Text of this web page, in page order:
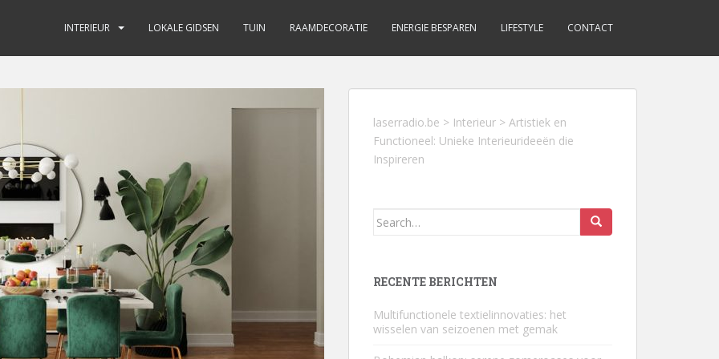
INTERIEUR LOKALE GIDSEN TUIN RAAMDECORATIE ENERGIE BESPAREN LIFESTYLE CONTACT
laserradio.be > Interieur > Artistiek en
Functioneel: Unieke Interieurideeën die
Inspireren
Search
RECENTE BERICHTEN
Multifunctionele textielinnovaties: het
wisselen van seizoenen met gemak